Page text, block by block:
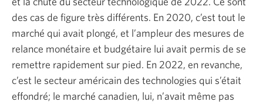
des cas de figure très différents. En 2020, c’est tout le
marché qui avait plongé, et l’ampleur des mesures de
relance monétaire et budgétaire lui avait permis de se
remettre rapidement sur pied. En 2022, en revanche,
c’est le secteur américain des technologies qui s’était
effondré; le marché canadien, lui, n’avait même pas